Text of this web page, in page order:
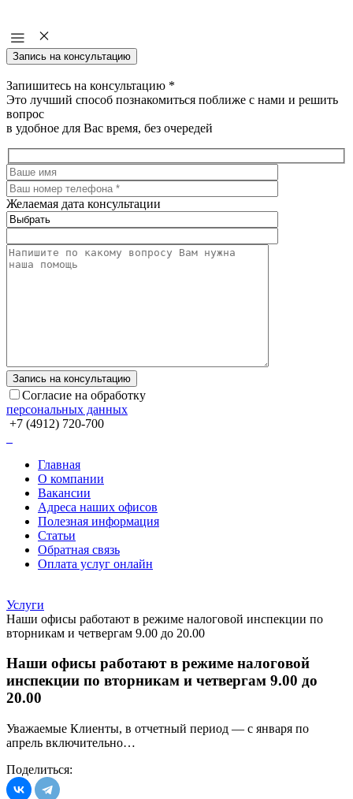
Запись на консультацию
Запишитесь на консультацию *
Это лучший способ познакомиться поближе с нами и решить
вопрос
в удобное для Вас время, без очередей
Желаемая дата консультации
Согласие на обработку
персональных данных
+7 (4912) 720-700
Главная
О компании
Вакансии
Адреса наших офисов
Полезная информация
Статьи
Обратная связь
Оплата услуг онлайн
Услуги
Наши офисы работают в режиме налоговой инспекции по
вторникам и четвергам 9.00 до 20.00
Наши офисы работают в режиме налоговой
инспекции по вторникам и четвергам 9.00 до
20.00
Уважаемые Клиенты, в отчетный период — с января по
апрель включительно…
Поделиться: